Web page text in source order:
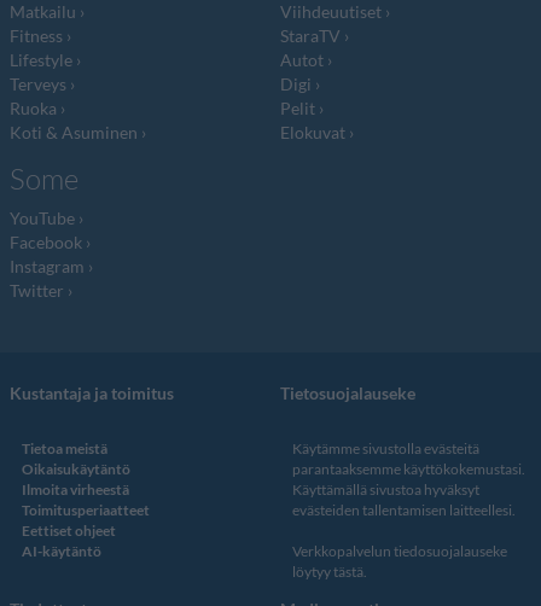
Matkailu
Fitness
Lifestyle
Terveys
Ruoka
Koti & Asuminen
Viihdeuutiset
StaraTV
Autot
Digi
Pelit
Elokuvat
Some
YouTube
Facebook
Instagram
Twitter
Kustantaja ja toimitus
Tietoa meistä
Oikaisukäytäntö
Ilmoita virheestä
Toimitusperiaatteet
Eettiset ohjeet
AI-käytäntö
Tietosuojalauseke
Käytämme sivustolla evästeitä
parantaaksemme käyttökokemustasi.
Käyttämällä sivustoa hyväksyt
evästeiden tallentamisen laitteellesi.
Verkkopalvelun tiedosuojalauseke
löytyy tästä.